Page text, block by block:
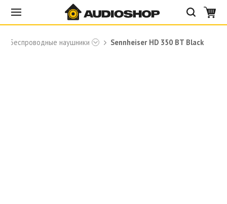
Беспроводные наушники Sennheiser HD 350 BT Black